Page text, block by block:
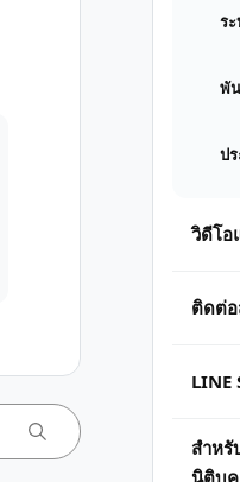
ร
พั
ป
วิดีโอ
ติดต่
สำหรั
นิติบุ